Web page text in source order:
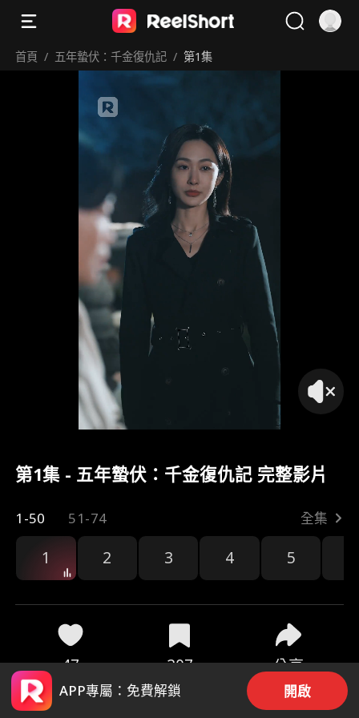
首頁 / 五年蟄伏：千金復仇記 / 第1集
第1集 - 五年蟄伏：千金復仇記 完整影片
1-50 51-74 全集
1 2 3 4 5
47 207 分享
APP專屬：免費解鎖 開啟